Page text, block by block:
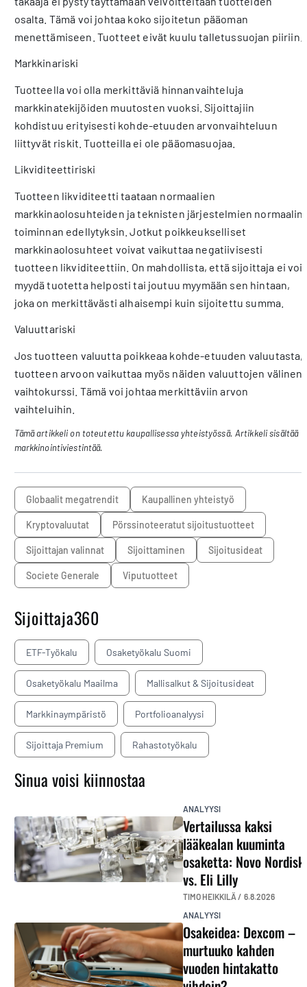
osalta. Tämä voi johtaa koko sijoitetun pääoman
menettämiseen. Tuotteet eivät kuulu talletussuojan piiriin.
Markkinariski
Tuotteella voi olla merkittäviä hinnanvaihteluja
markkinatekijöiden muutosten vuoksi. Sijoittajiin
kohdistuu erityisesti kohde-etuuden arvonvaihteluun
liittyvät riskit. Tuotteilla ei ole pääomasuojaa.
Likviditeettiriski
Tuotteen likviditeetti taataan normaalien
markkinaolosuhteiden ja teknisten järjestelmien normaalin
toiminnan edellytyksin. Jotkut poikkeukselliset
markkinaolosuhteet voivat vaikuttaa negatiivisesti
tuotteen likviditeettiin. On mahdollista, että sijoittaja ei voi
myydä tuotetta helposti tai joutuu myymään sen hintaan,
joka on merkittävästi alhaisempi kuin sijoitettu summa.
Valuuttariski
Jos tuotteen valuutta poikkeaa kohde-etuuden valuutasta,
tuotteen arvoon vaikuttaa myös näiden valuuttojen välinen
vaihtokurssi. Tämä voi johtaa merkittäviin arvon
vaihteluihin.
Tämä artikkeli on toteutettu kaupallisessa yhteistyössä. Artikkeli sisältää
markkinointiviestintää.
Globaalit megatrendit Kaupallinen yhteistyö
kryptovaluutat pörssinoteeratut sijoitustuotteet
sijoittajan valinnat sijoittaminen sijoitusideat
Societe Generale viputuotteet
Sijoittaja360
ETF-Työkalu Osaketyökalu Suomi
Osaketyökalu Maailma Mallisalkut & Sijoitusideat
Markkinaympäristö Portfolioanalyysi
Sijoittaja Premium Rahastotyökalu
Sinua voisi kiinnostaa
ANALYYSI
Vertailussa kaksi
lääkealan kuuminta
osaketta: Novo Nordisk
vs. Eli Lilly
TIMO HEIKKILÄ / 6.8.2026
ANALYYSI
Osakeidea: Dexcom –
murtuuko kahden
vuoden hintakatto